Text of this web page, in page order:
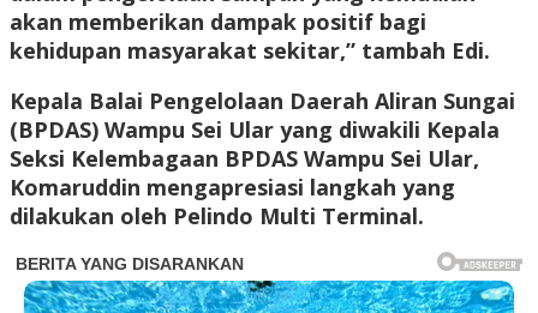
akan memberikan dampak positif bagi
kehidupan masyarakat sekitar,” tambah Edi.
Kepala Balai Pengelolaan Daerah Aliran Sungai
(BPDAS) Wampu Sei Ular yang diwakili Kepala
Seksi Kelembagaan BPDAS Wampu Sei Ular,
Komaruddin mengapresiasi langkah yang
dilakukan oleh Pelindo Multi Terminal.